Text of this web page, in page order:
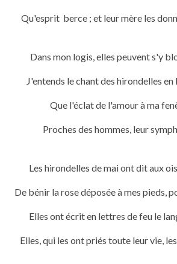
Qu'esprit berce ; et leur mère les
Dans mon logis, elles peuvent s'y
J'entends le chant des hirondelles en
Que l'éclat de l'amour à ma
Proches des hommes, leur
Les hirondelles de mai ont dit aux
De bénir la rose déposée à mes pieds,
Elles ont écrit en lettres de feu le
Elles, qui les ont priés toute leur vie,